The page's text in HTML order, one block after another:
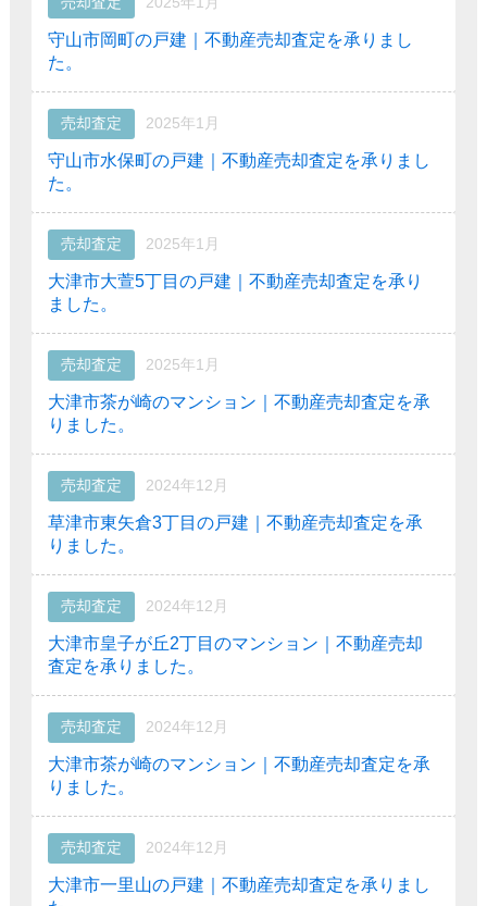
守山市岡町の戸建｜不動産売却査定を承りまし
た。
売却査定 2025年1月
守山市水保町の戸建｜不動産売却査定を承りまし
た。
売却査定 2025年1月
大津市大萱5丁目の戸建｜不動産売却査定を承り
ました。
売却査定 2025年1月
大津市茶が崎のマンション｜不動産売却査定を承
りました。
売却査定 2024年12月
草津市東矢倉3丁目の戸建｜不動産売却査定を承
りました。
売却査定 2024年12月
大津市皇子が丘2丁目のマンション｜不動産売却
査定を承りました。
売却査定 2024年12月
大津市茶が崎のマンション｜不動産売却査定を承
りました。
売却査定 2024年12月
大津市一里山の戸建｜不動産売却査定を承りまし